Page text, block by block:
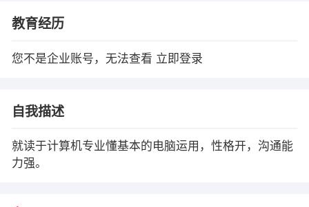
教育经历
您不是企业账号，无法查看 立即登录
自我描述
就读于计算机专业懂基本的电脑运用，性格开，沟通能
力强。